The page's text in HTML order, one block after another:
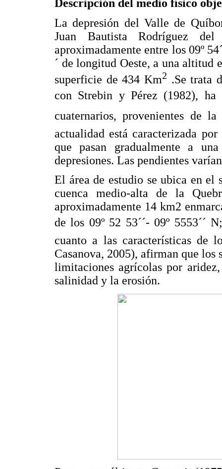
Descripción del medio físico
La depresión del Valle de
Juan Bautista Rodríguez
aproximadamente entre los 09º
´ de longitud Oeste, a una altitud
superficie de 434 Km2 .Se trata
con Strebin y Pérez (1982), ha
cuaternarios, provenientes de
actualidad está caracterizada
que pasan gradualmente a
depresiones. Las pendientes
El área de estudio se ubica en el
cuenca medio-alta de la
aproximadamente 14 km2
de los 09º 52 53´´- 09º 5553´´
cuanto a las características de
Casanova, 2005), afirman que los
limitaciones agrícolas por
salinidad y la erosión.